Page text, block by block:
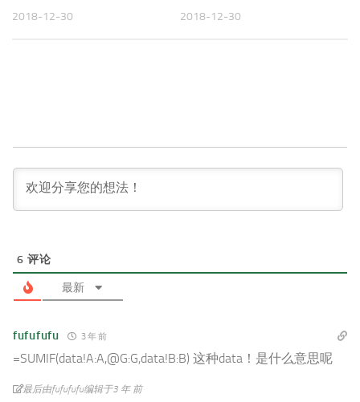
2018-12-30 2018-12-30
6 评论
最新
fufufufu 3 年 前
=SUMIF(data!A:A,@G:G,data!B:B) 这种data！是什么意思呢
最后由fufufufu编辑于3 年 前